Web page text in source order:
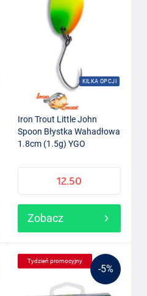
KILKA OPCJI
Iron Trout Little John
Spoon Błystka Wahadłowa
1.8cm (1.5g) YGO
12.50
Zobacz
-5%
Tydzień promocyjny